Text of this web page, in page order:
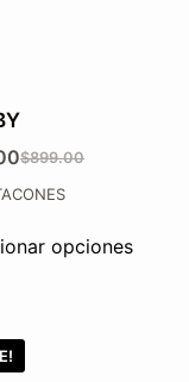
$899.00
opciones